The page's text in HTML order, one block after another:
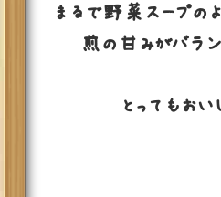
まるで野菜スープの
煎の甘みがバラ
とってもおい